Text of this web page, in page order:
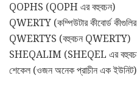
QOPHS (QOPH এর বহুবচন)
QWERTY (কম্পিউটার কীবোর্ড
QWERTYS (বহুবচন QWERTY)
SHEQALIM (SHEQEL এর
শেকেল (ওজন অনেক প্রাচীন এক ইউনিট)